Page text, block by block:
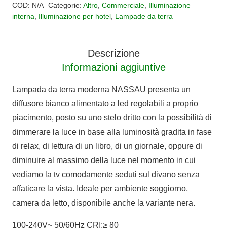
NASSAU
COD: N/A Categorie: Altro, Commerciale, Illuminazione
interna
Illuminazione per hotel Lampade da terra
Descrizione
Informazioni aggiuntive
Lampada da terra moderna NASSAU presenta un
diffusore bianco alimentato a led regolabili a proprio
piacimento, posto su uno stelo dritto con la possibilità di
dimmerare la luce in base alla luminosità gradita in fase
di relax, di lettura di un libro, di un giornale, oppure di
diminuire al massimo della luce nel momento in cui
vediamo la tv comodamente seduti sul divano senza
affaticare la vista. Ideale per ambiente soggiorno,
camera da letto, disponibile anche la variante nera.
100-240V~ 50/60Hz CRI:≥ 80